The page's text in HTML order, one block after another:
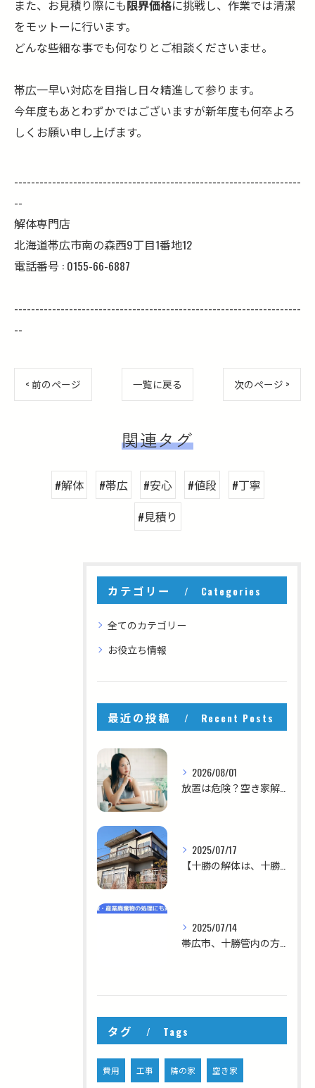
また、お見積り際にも限界価格に挑戦し、作業では清潔
をモットーに行います。
どんな些細な事でも何なりとご相談くださいませ。
帯広一早い対応を目指し日々精進して参ります。
今年度もあとわずかではございますが新年度も何卒よろ
しくお願い申し上げます。
--------------------------------------------------------------------
--
解体専門店
北海道帯広市南の森西9丁目1番地12
電話番号 : 0155-66-6887
--------------------------------------------------------------------
--
< 前のページ 一覧に戻る 次のページ >
関連タグ
#解体 #帯広 #安心 #値段
#丁寧
#見積り
カテゴリー Categories
全てのカテゴリー
お役立ち情報
最近の投稿 Recent Posts
2026/08/01
放置は危険？空き家解体の費用相場と放置リスクを徹底解説
2025/07/17
【十勝の解体は、十勝を知る私たちにお任せください！】
2025/07/14
帯広市、十勝管内の方へ！！【急ぎの解体、大歓迎！スピード対応ならお任せください】
タグ Tags
費用 工事 隣の家 空き家